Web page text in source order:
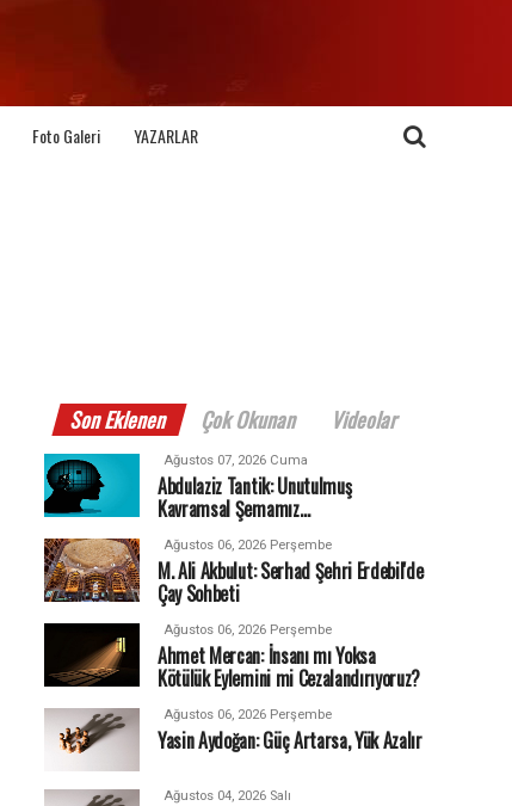
Foto Galeri YAZARLAR
Son Eklenen Çok Okunan Videolar
Ağustos 07, 2026 Cuma
Abdulaziz Tantik: Unutulmuş
Kavramsal Şemamız…
Ağustos 06, 2026 Perşembe
M. Ali Akbulut: Serhad Şehri Erdebil'de
Çay Sohbeti
Ağustos 06, 2026 Perşembe
Ahmet Mercan: İnsanı mı Yoksa
Kötülük Eylemini mi Cezalandırıyoruz?
Ağustos 06, 2026 Perşembe
Yasin Aydoğan: Güç Artarsa, Yük Azalır
Ağustos 04, 2026 Salı